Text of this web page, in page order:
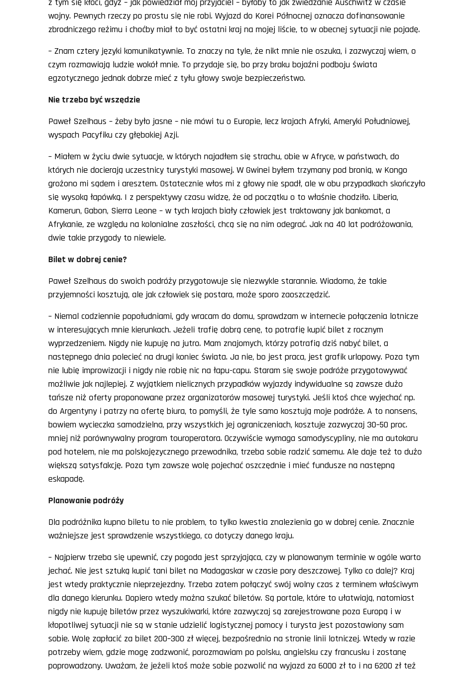
wojny. Pewnych rzeczy po prostu się nie robi. Wyjazd do Korei Północnej oznacza dofinansowanie
zbrodniczego reżimu i choćby miał to być ostatni kraj na mojej liście, to w obecnej sytuacji nie pojadę.
– Znam cztery języki komunikatywnie. To znaczy na tyle, że nikt mnie nie oszuka, i zazwyczaj wiem, o
czym rozmawiają ludzie wokół mnie. To przydaje się, bo przy braku bojaźni podboju świata
egzotycznego jednak dobrze mieć z tyłu głowy swoje bezpieczeństwo.
Nie trzeba być wszędzie
Paweł Szelhaus – żeby było jasne – nie mówi tu o Europie, lecz krajach Afryki, Ameryki Południowej,
wyspach Pacyfiku czy głębokiej Azji.
– Miałem w życiu dwie sytuacje, w których najadłem się strachu, obie w Afryce, w państwach, do
których nie docierają uczestnicy turystyki masowej. W Gwinei byłem trzymany pod bronią, w Kongo
grożono mi sądem i aresztem. Ostatecznie włos mi z głowy nie spadł, ale w obu przypadkach skończyło
się wysoką łapówką. I z perspektywy czasu widzę, że od początku o to właśnie chodziło. Liberia,
Kamerun, Gabon, Sierra Leone – w tych krajach biały człowiek jest traktowany jak bankomat, a
Afrykanie, ze względu na kolonialne zaszłości, chcą się na nim odegrać. Jak na 40 lat podróżowania,
dwie takie przygody to niewiele.
Bilet w dobrej cenie?
Paweł Szelhaus do swoich podróży przygotowuje się niezwykle starannie. Wiadomo, że takie
przyjemności kosztują, ale jak człowiek się postara, może sporo zaoszczędzić.
– Niemal codziennie popołudniami, gdy wracam do domu, sprawdzam w internecie połączenia lotnicze
w interesujących mnie kierunkach. Jeżeli trafię dobrą cenę, to potrafię kupić bilet z rocznym
wyprzedzeniem. Nigdy nie kupuję na jutro. Mam znajomych, którzy potrafią dziś nabyć bilet, a
następnego dnia polecieć na drugi koniec świata. Ja nie, bo jest praca, jest grafik urlopowy. Poza tym
nie lubię improwizacji i nigdy nie robię nic na łapu-capu. Staram się swoje podróże przygotowywać
możliwie jak najlepiej. Z wyjątkiem nielicznych przypadków wyjazdy indywidualne są zawsze dużo
tańsze niż oferty proponowane przez organizatorów masowej turystyki. Jeśli ktoś chce wyjechać np.
do Argentyny i patrzy na ofertę biura, to pomyśli, że tyle samo kosztują moje podróże. A to nonsens,
bowiem wycieczka samodzielna, przy wszystkich jej ograniczeniach, kosztuje zazwyczaj 30–50 proc.
mniej niż porównywalny program touroperatora. Oczywiście wymaga samodyscypliny, nie ma autokaru
pod hotelem, nie ma polskojęzycznego przewodnika, trzeba sobie radzić samemu. Ale daje też to dużo
większą satysfakcję. Poza tym zawsze wolę pojechać oszczędnie i mieć fundusze na następną
eskapadę.
Planowanie podróży
Dla podróżnika kupno biletu to nie problem, to tylko kwestia znalezienia go w dobrej cenie. Znacznie
ważniejsze jest sprawdzenie wszystkiego, co dotyczy danego kraju.
– Najpierw trzeba się upewnić, czy pogoda jest sprzyjająca, czy w planowanym terminie w ogóle warto
jechać. Nie jest sztuką kupić tani bilet na Madagaskar w czasie pory deszczowej. Tylko co dalej? Kraj
jest wtedy praktycznie nieprzejezdny. Trzeba zatem połączyć swój wolny czas z terminem właściwym
dla danego kierunku. Dopiero wtedy można szukać biletów. Są portale, które to ułatwiają, natomiast
nigdy nie kupuję biletów przez wyszukiwarki, które zazwyczaj są zarejestrowane poza Europą i w
kłopotliwej sytuacji nie są w stanie udzielić logistycznej pomocy i turysta jest pozostawiony sam
sobie. Wolę zapłacić za bilet 200–300 zł więcej, bezpośrednio na stronie linii lotniczej. Wtedy w razie
potrzeby wiem, gdzie mogę zadzwonić, porozmawiam po polsku, angielsku czy francusku i zostanę
poprowadzony. Uważam, że jeżeli ktoś może sobie pozwolić na wyjazd za 6000 zł to i na 6200 zł też